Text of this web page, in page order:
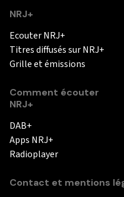
NRJ+
Ecouter NRJ+
Titres diffusés sur NRJ+
Grille et émissions
Comment écouter
NRJ+
DAB+
Apps NRJ+
Radioplayer
Contact et mentions